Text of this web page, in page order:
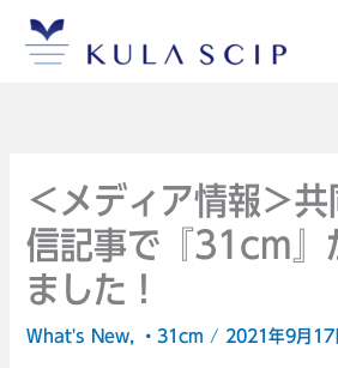
＜メディア情報＞
信記事で『31cm』
ました！
What's New, ・31cm / 2021年9月17